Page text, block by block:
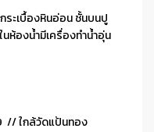
ระเบื้องหินอ่อน ชั้นบนปู
ห้องน้ำมีเครื่องทำน้ำอุ่น
// ใกล้วัดแป้นทอง